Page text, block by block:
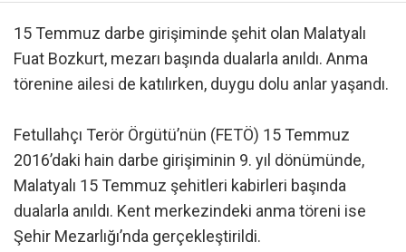
15 Temmuz darbe girişiminde şehit olan Malatyalı
Fuat Bozkurt, mezarı başında dualarla anıldı. Anma
törenine ailesi de katılırken, duygu dolu anlar yaşandı.
Fetullahçı Terör Örgütü’nün (FETÖ) 15 Temmuz
2016’daki hain darbe girişiminin 9. yıl dönümünde,
Malatyalı 15 Temmuz şehitleri kabirleri başında
dualarla anıldı. Kent merkezindeki anma töreni ise
Şehir Mezarlığı’nda gerçekleştirildi.